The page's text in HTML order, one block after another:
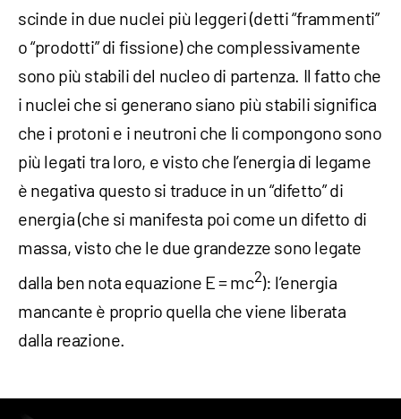
scinde in due nuclei più leggeri (detti “frammenti”
o “prodotti” di fissione) che complessivamente
sono più stabili del nucleo di partenza. Il fatto che
i nuclei che si generano siano più stabili significa
che i protoni e i neutroni che li compongono sono
più legati tra loro, e visto che l’energia di legame
è negativa questo si traduce in un “difetto” di
energia (che si manifesta poi come un difetto di
massa, visto che le due grandezze sono legate
dalla ben nota equazione E = mc2): l’energia
mancante è proprio quella che viene liberata
dalla reazione.